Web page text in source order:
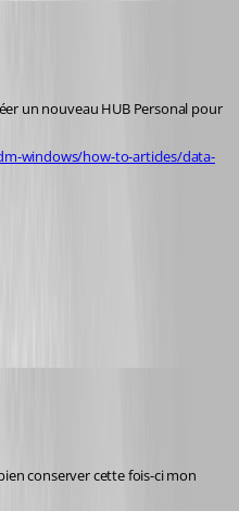
un nouveau HUB Personal pour
windows/how-to-articles/data-
conserver cette fois-ci mon